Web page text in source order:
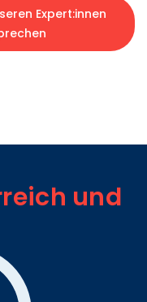
Expert:innen
und